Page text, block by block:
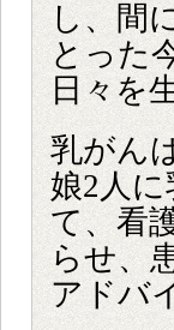
し、間
とった
日々を
乳がん
娘2人
て、看
らせ、
アドバ